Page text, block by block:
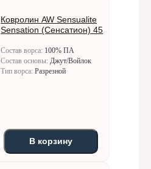
Ковролин AW Sensualite
Sensation (Сенсатион) 45
Состав ворса: 100% ПА
Состав основы: Джут/Войлок
Тип ворса: Разрезной
В корзину